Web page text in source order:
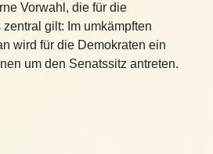
Vorwahl, die für die
gilt: Im umkämpften
wird für die Demokraten ein
um den Senatssitz antreten.